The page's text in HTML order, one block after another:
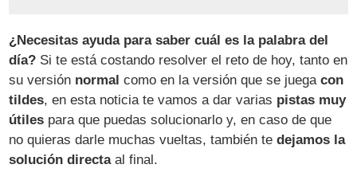
¿Necesitas ayuda para saber cuál es la palabra del
día? Si te está costando resolver el reto de hoy, tanto en
su versión normal como en la versión que se juegacon
tildes, en esta noticia te vamos a dar varias pistas muy
útiles para que puedas solucionarlo y, en caso de que
no quieras darle muchas vueltas, también tedejamos la
solución directaal final.